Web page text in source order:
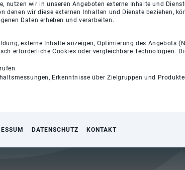
nutzen wir in unseren Angeboten externe Inhalte und
denen wir diese externen Inhalten und Dienste beziehen,
Daten erheben und verarbeiten.
externe Inhalte anzeigen, Optimierung des Angebots
erforderliche Cookies oder vergleichbare Technologien.
Erkenntnisse über Zielgruppen und
DATENSCHUTZ KONTAKT